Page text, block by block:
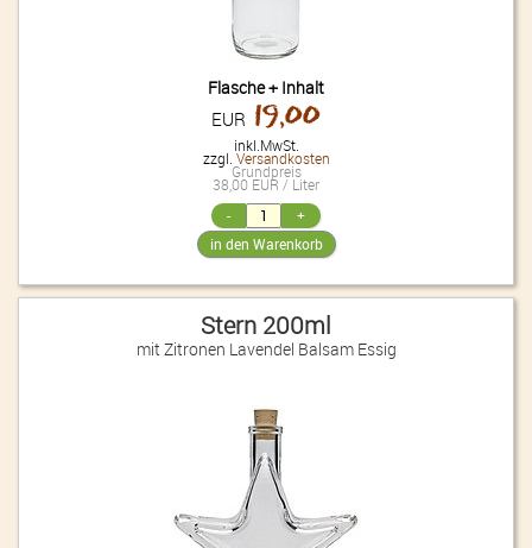
Flasche + Inhalt
EUR 19,00
inkl.MwSt.
zzgl. Versandkosten
Grundpreis
38,00 EUR / Liter
Stern 200ml
mit Zitronen Lavendel Balsam Essig